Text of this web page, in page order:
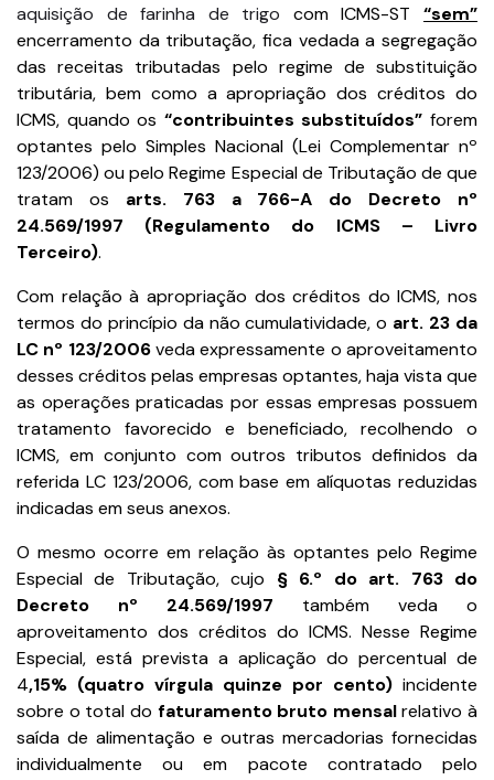
aquisição de farinha de trigo com ICMS-ST“sem”
encerramento da tributação, fica vedada a segregação
das receitas tributadas pelo regime de substituição
tributária, bem como a apropriação dos créditos do
ICMS, quando os “contribuintes substituídos” forem
optantes pelo Simples Nacional (Lei Complementar nº
123/2006) ou pelo Regime Especial de Tributação de que
tratam os arts. 763 a 766-A do Decreto nº
24.569/1997 (Regulamento do ICMS – Livro
Terceiro).
Com relação à apropriação dos créditos do ICMS, nos
termos do princípio da não cumulatividade, o art. 23 da
LC nº 123/2006veda expressamente o aproveitamento
desses créditos pelas empresas optantes, haja vista que
as operações praticadas por essas empresas possuem
tratamento favorecido e beneficiado, recolhendo o
ICMS, em conjunto com outros tributos definidos da
referida LC 123/2006, com base em alíquotas reduzidas
indicadas em seus anexos.
O mesmo ocorre em relação às optantes pelo Regime
Especial de Tributação, cujo § 6.º do art. 763 do
Decreto nº 24.569/1997 também veda o
aproveitamento dos créditos do ICMS. Nesse Regime
Especial, está prevista a aplicação do percentual de
4,15% (quatro vírgula quinze por cento) incidente
sobre o total do faturamento bruto mensalrelativo à
saída de alimentação e outras mercadorias fornecidas
individualmente ou em pacote contratado pelo